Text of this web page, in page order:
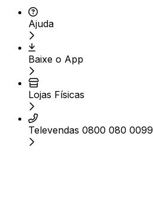
Ajuda
Baixe o App
Lojas Físicas
Televendas 0800 080 0099